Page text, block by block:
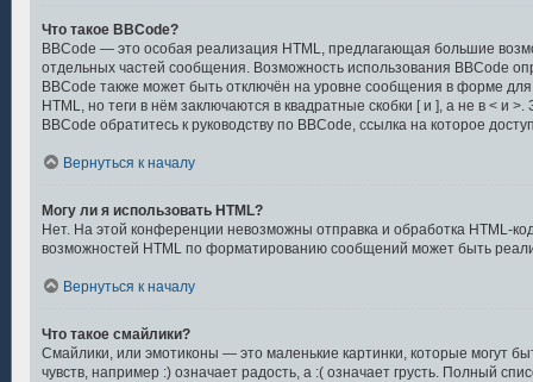
Что такое BBCode?
BBCode — это особая реализация HTML, предлагающая большие
отдельных частей сообщения. Возможность использования BBCode
BBCode также может быть отключён на уровне сообщения в форме
HTML, но теги в нём заключаются в квадратные скобки [ и ], а не в < и
BBCode обратитесь к руководству по BBCode, ссылка на которое
Вернуться к началу
Могу ли я использовать HTML?
Нет. На этой конференции невозможны отправка и обработка HTML-
возможностей HTML по форматированию сообщений может быть
Вернуться к началу
Что такое смайлики?
Смайлики, или эмотиконы — это маленькие картинки, которые могут
чувств, например :) означает радость, а :( означает грусть. Полный